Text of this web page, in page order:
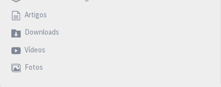
Artigos
Downloads
Vídeos
Fotos